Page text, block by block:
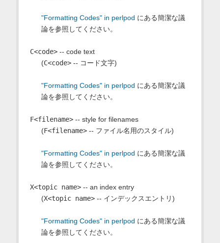
"Formatting Codes" in perlpod にある簡潔な議
論を参照してください。
C<code>-- code text
(C<code>-- コード文字)
"Formatting Codes" in perlpod にある簡潔な議
論を参照してください。
F<filename>-- style for filenames
(F<filename>-- ファイル名用のスタイル)
"Formatting Codes" in perlpod にある簡潔な議
論を参照してください。
X<topic name>-- an index entry
(X<topic name>-- インデックスエントリ)
"Formatting Codes" in perlpod にある簡潔な議
論を参照してください。